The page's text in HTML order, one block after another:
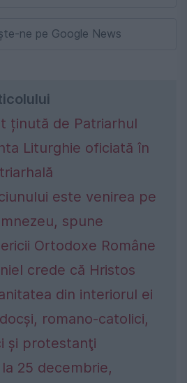
ne pe Google News
ținută de Patriarhul
Liturghie oficiată în
este venirea pe
spune
Ortodoxe Române
crede că Hristos
din interiorul ei
romano-catolici,
şi protestanţi
25 decembrie,